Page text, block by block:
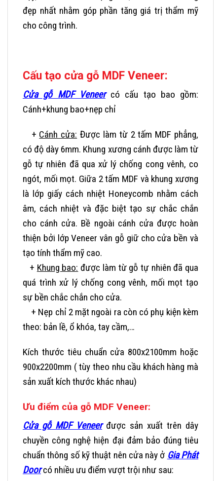
đẹp nhất nhằm góp phần tăng giá trị thẩm mỹ
cho công trình.
Cấu tạo cửa gỗ MDF Veneer:
Cửa gỗ MDF Veneercó cấu tạo bao gồm:
Cánh+khung bao+nẹp chỉ
+ Cánh cửa: Được làm từ 2 tấm MDF phẳng,
có độ dày 6mm. Khung xương cánh được làm từ
gỗ tự nhiên đã qua xử lý chống cong vênh, co
ngót, mối mọt. Giữa 2 tấm MDF và khung xương
là lớp giấy cách nhiệt Honeycomb nhằm cách
âm, cách nhiệt và đặc biệt tạo sự chắc chắn
cho cánh cửa. Bề ngoài cánh cửa được hoàn
thiện bởi lớp Veneer vân gỗ giữ cho cửa bền và
tạo tính thẩm mỹ cao.
+ Khung bao: được làm từ gỗ tự nhiên đã qua
quá trình xử lý chống cong vênh, mối mọt tạo
sự bền chắc chắn cho cửa.
+ Nẹp chỉ 2 mặt ngoài ra còn có phụ kiện kèm
theo: bản lề, ổ khóa, tay cầm,…
Kích thước tiêu chuẩn cửa 800x2100mm hoặc
900x2200mm ( tùy theo nhu cầu khách hàng mà
sản xuất kích thước khác nhau)
Ưu điểm của gỗ MDF Veneer:
Cửa gỗ MDF Veneerđược sản xuất trên dây
chuyền công nghệ hiện đại đảm bảo đúng tiêu
chuẩn thông số kỹ thuật nên cửa này ở Gia Phát
Doorcó nhiều ưu điểm vượt trội như sau: